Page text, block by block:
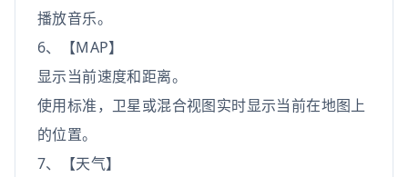
播放音乐。
6、【MAP】
显示当前速度和距离。
使用标准，卫星或混合视图实时显示当前在地图上
的位置。
7、【天气】